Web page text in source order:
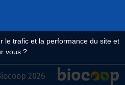
le trafic et la performance du site et
vous ?
2026